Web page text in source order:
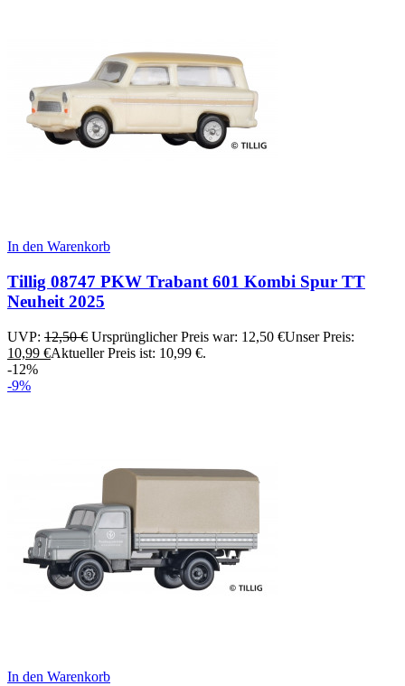
In den Warenkorb
Tillig 08747 PKW Trabant 601 Kombi Spur TT
Neuheit 2025
UVP: 12,50€ Ursprünglicher Preis war: 12,50 €Unser Preis:
10,99 €Aktueller Preis ist: 10,99 €.
-12%
-9%
In den Warenkorb